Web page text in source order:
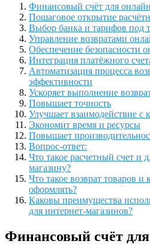
Финансовый счёт для
Пошаговое открытие
Выбор банка и тарифов под
Управление возвратами
Обеспечение безопасности
Интеграция платёжного
Автоматизация процесса
эффективности
Ускоряет выполнение
Повышает точность
Улучшает взаимодействие с
Экономит время и ресурсы
Повышает
Вопрос-ответ:
Что такое расчетный счет и
магазину?
Что такое возврат товаров и
оформлять?
Каковы преимущества
для интернет-магазинов?
Финансовый счёт